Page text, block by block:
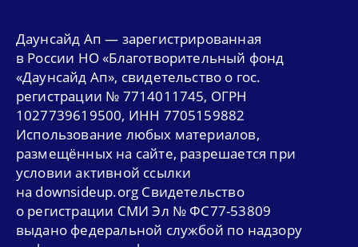
Даунсайд Ап — зарегистрированная
в России НО «Благотворительный фонд
«Даунсайд Ап», свидетельство о гос.
регистрации № 7714011745, ОГРН
1027739619500, ИНН 7705159882
Использование любых материалов,
размещённых на сайте, разрешается при
условии активной ссылки
на downsideup.org Свидетельство
о регистрации СМИ Эл № ФС77-53809
выдано федеральной службой по надзору